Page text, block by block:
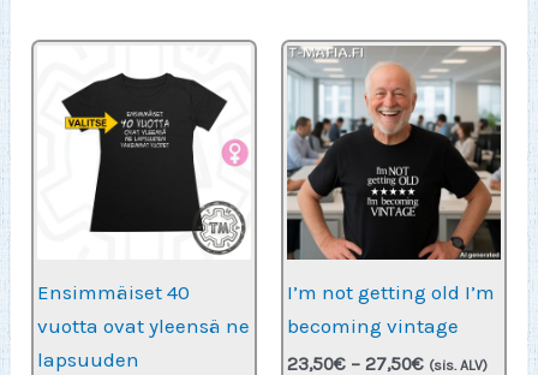
useampi
muunnelma.
tehdä
valinnat
tuotteen
sivulla.
Voit
Ensimmäiset 40
vuotta ovat yleensä ne
lapsuuden
I’m not getting old I’m
becoming vintage
23,50€ – 27,50€Hintaluokka:
(sis. ALV)